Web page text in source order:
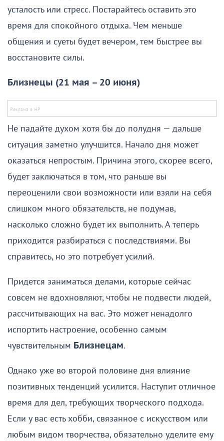
усталость или стресс. Постарайтесь оставить это
время для спокойного отдыха. Чем меньше
общения и суеты будет вечером, тем быстрее вы
восстановите силы.
Близнецы (21 мая – 20 июня)
Не падайте духом хотя бы до полудня — дальше
ситуация заметно улучшится. Начало дня может
оказаться непростым. Причина этого, скорее всего,
будет заключаться в том, что раньше вы
переоценили свои возможности или взяли на себя
слишком много обязательств, не подумав,
насколько сложно будет их выполнить. А теперь
приходится разбираться с последствиями. Вы
справитесь, но это потребует усилий.
Придется заниматься делами, которые сейчас
совсем не вдохновляют, чтобы не подвести людей,
рассчитывающих на вас. Это может ненадолго
испортить настроение, особенно самым
чувствительным Близнецам.
Однако уже во второй половине дня влияние
позитивных тенденций усилится. Наступит отличное
время для дел, требующих творческого подхода.
Если у вас есть хобби, связанное с искусством или
любым видом творчества, обязательно уделите ему